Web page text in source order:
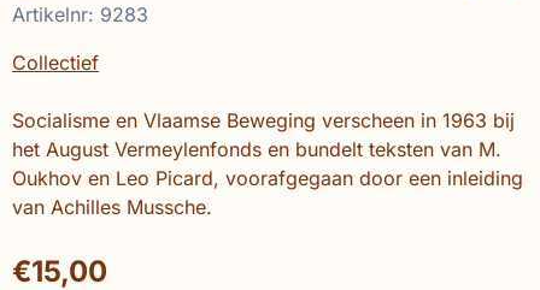
Artikelnr: 9283
Collectief
Socialisme en Vlaamse Beweging verscheen in 1963 bij
het August Vermeylenfonds en bundelt teksten van M.
Oukhov en Leo Picard, voorafgegaan door een inleiding
van Achilles Mussche.
€15,00